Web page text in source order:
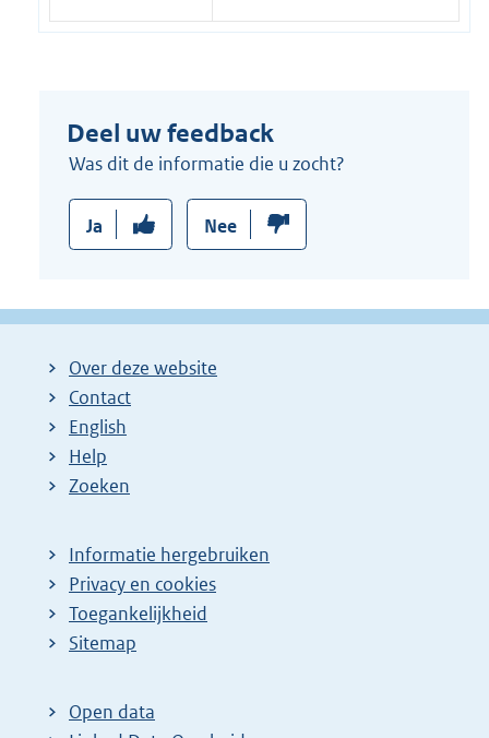
Deel uw feedback
Was dit de informatie die u zocht?
Ja Nee
Over deze website
Contact
English
Help
Zoeken
Informatie hergebruiken
Privacy en cookies
Toegankelijkheid
Sitemap
Open data